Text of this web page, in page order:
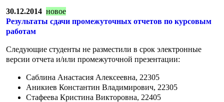
30.12.2014 новое
Результаты сдачи промежуточных отчетов по курсовым
работам
Следующие студенты не разместили в срок электронные
версии отчета и/или промежуточной презентации:
Саблина Анастасия Алексеевна, 22305
Аникиев Константин Владимирович, 22305
Стафеева Кристина Викторовна, 22405